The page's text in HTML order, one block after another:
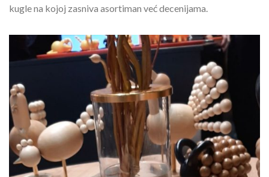
kugle na kojoj zasniva asortiman već decenijama.